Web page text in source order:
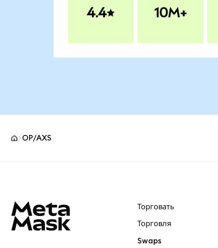
4.4 10M+
OP/AXS
Торговать
Торговля
Swaps